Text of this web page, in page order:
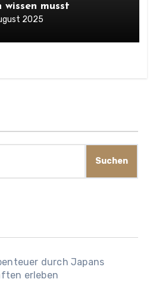
wissen musst
2025
Suchen
durch Japans
erleben